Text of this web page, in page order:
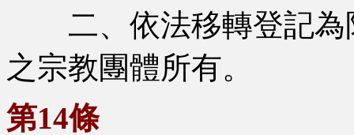
二、依法移轉登記為
之宗教團體所有。
第14條